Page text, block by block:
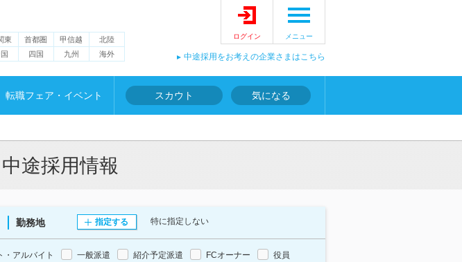
東 首都圏 甲信越
北陸
四国 九州 海外
ログイン メニュー
中途採用をお考えの企業さまはこちら
転職フェア・イベント スカウト 気になる
途採用情報
勤務地 指定する 特に指定しない
・アルバイト 一般派遣 紹介予定派遣 FCオーナー 役員